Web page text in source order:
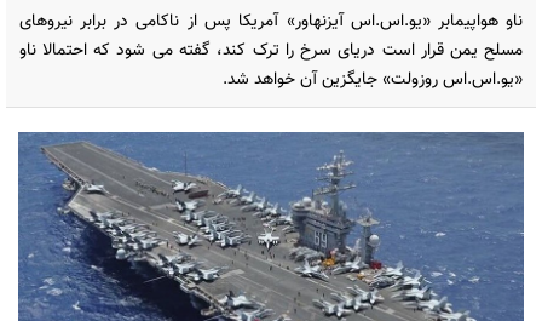
ناو هواپیمابر «یو.اس.اس آیزنهاور» آمریکا پس از ناکامی در برابر نیروهای
مسلح یمن قرار است دریای سرخ را ترک کند، گفته می شود که احتمالا ناو
«یو.اس.اس روزولت» جایگزین آن خواهد شد.